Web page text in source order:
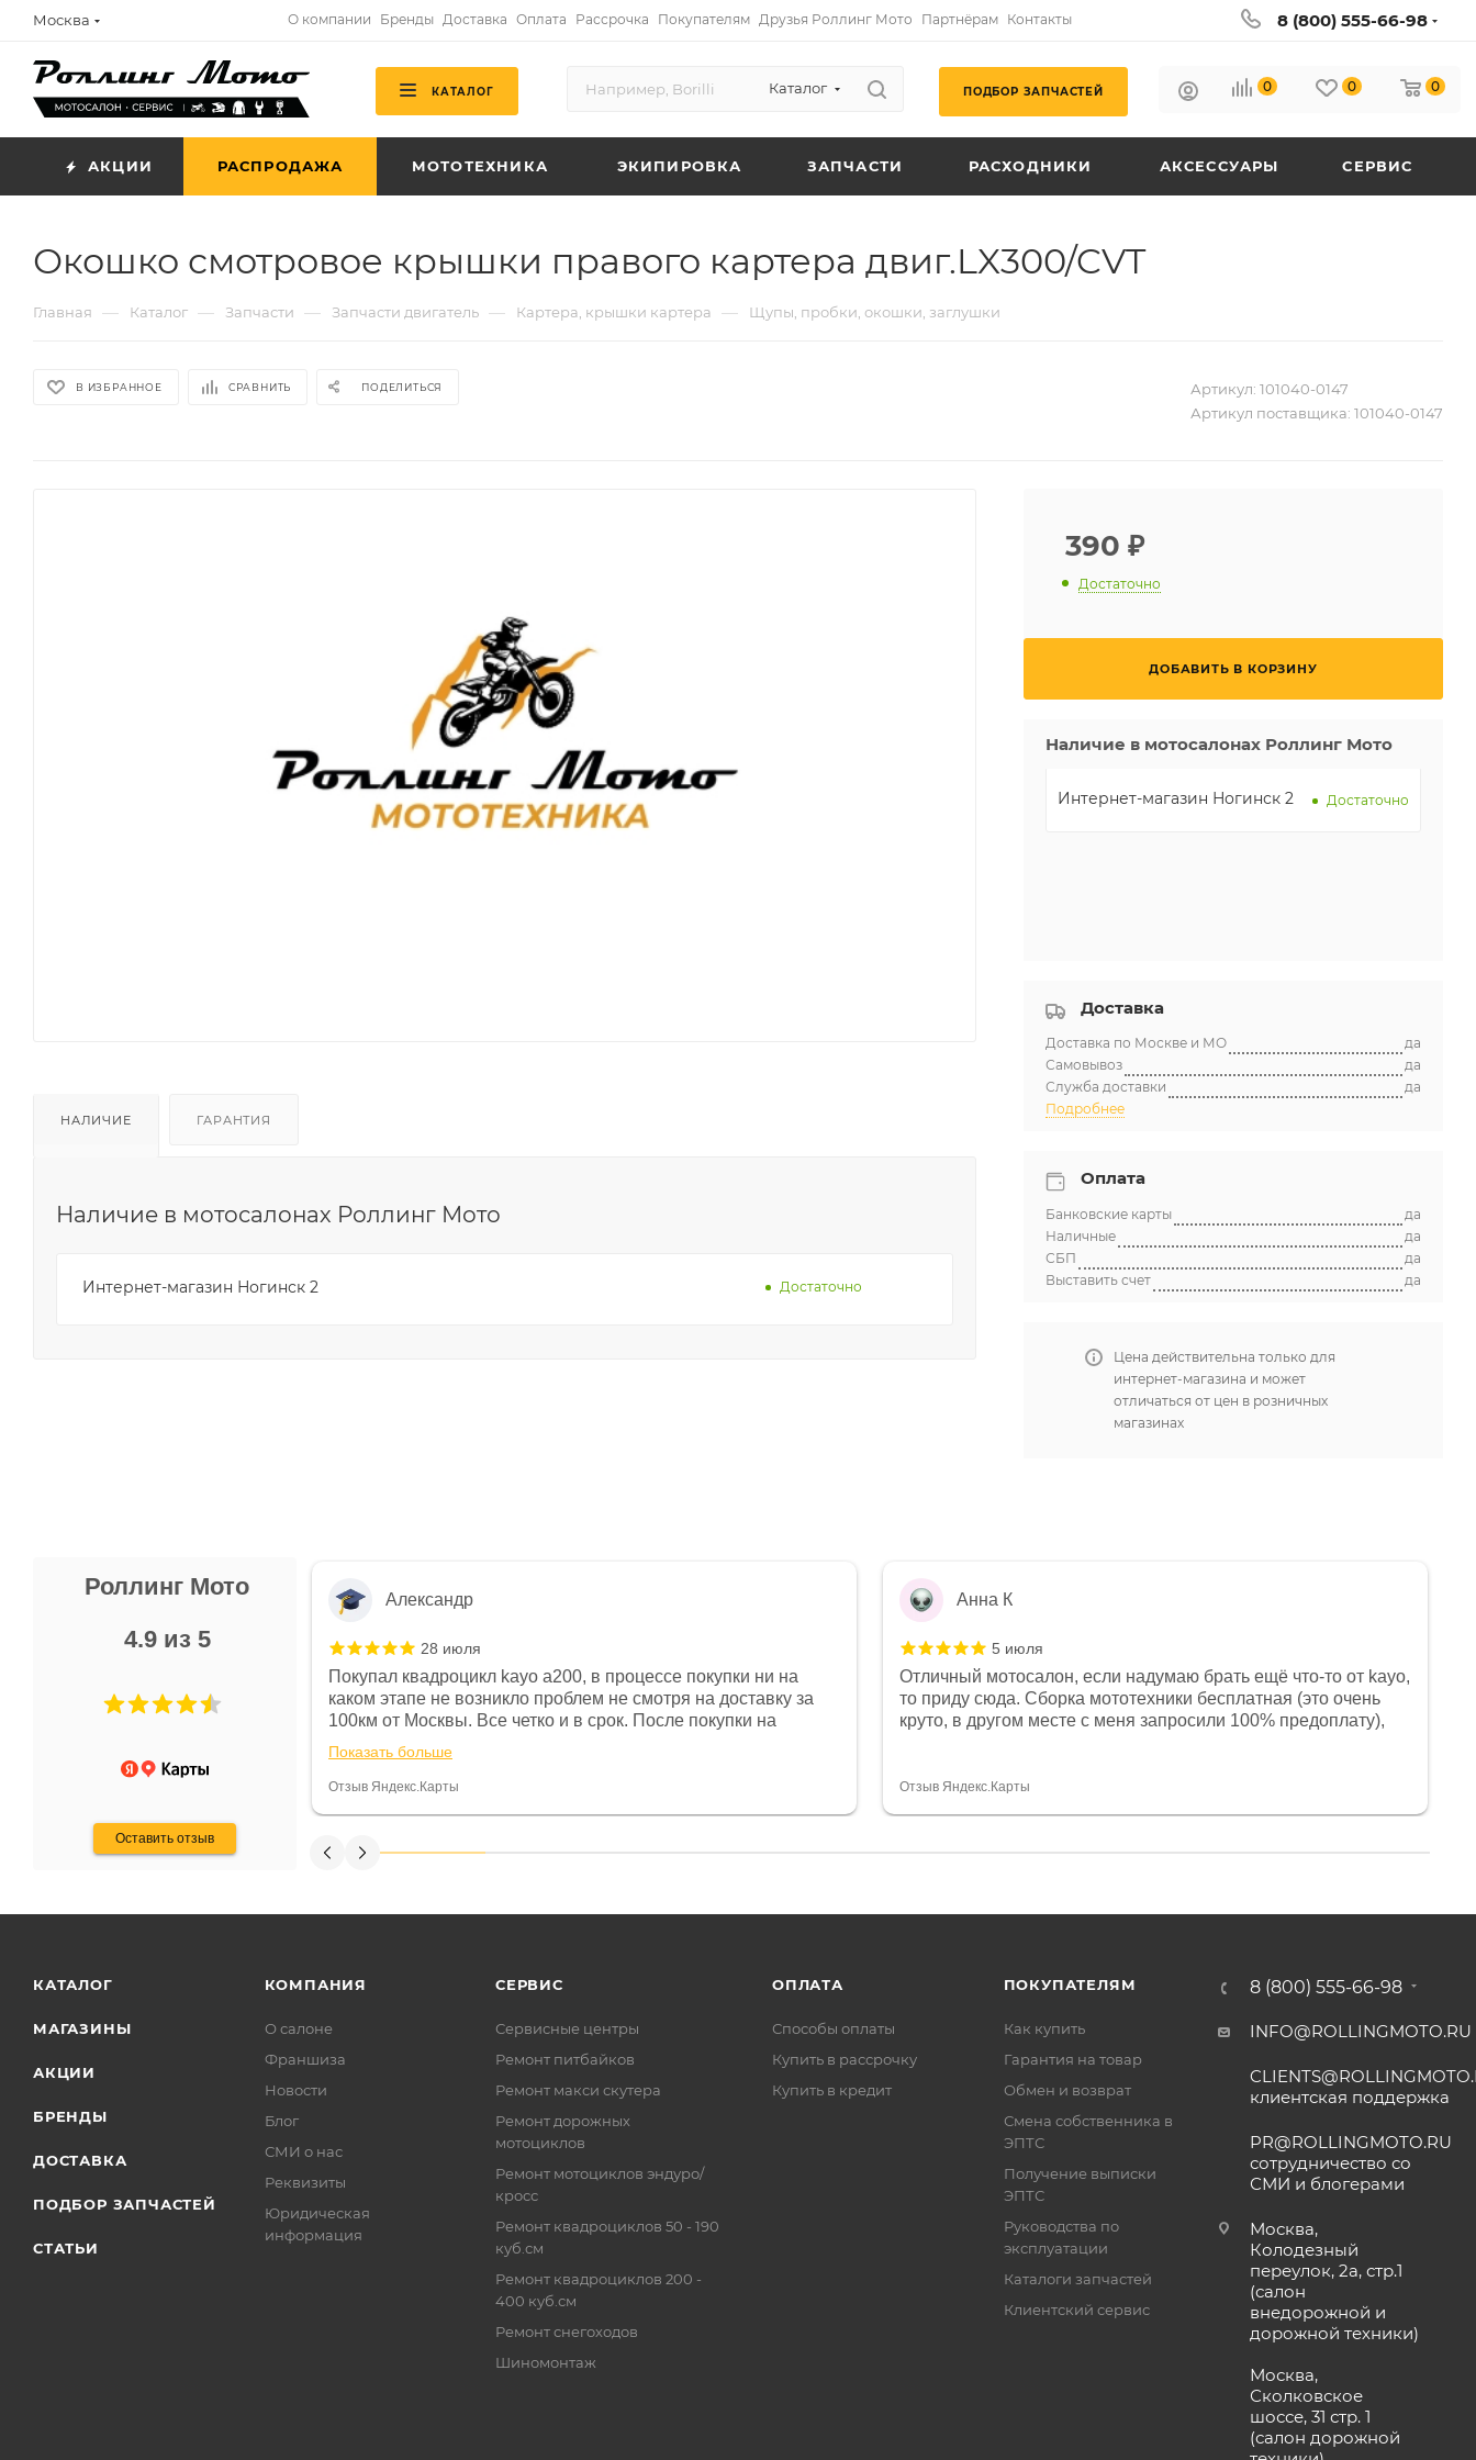
Москва О компании Бренды Доставка Оплата Рассрочка Покупателям Друзья Роллинг Мото Партнёрам Контакты 8 (800) 555-66-98
КАТАЛОГ Каталог ПОДБОР ЗАПЧАСТЕЙ 0 0 0
АКЦИИ РАСПРОДАЖА МОТОТЕХНИКА ЭКИПИРОВКА ЗАПЧАСТИ РАСХОДНИКИ АКСЕССУАРЫ СЕРВИС
Окошко смотровое крышки правого картера двиг.LX300/CVT
Главная — Каталог — Запчасти — Запчасти двигатель — Картера, крышки картера — Щупы, пробки, окошки, заглушки
В ИЗБРАННОЕ СРАВНИТЬ ПОДЕЛИТЬСЯ Артикул: 101040-0147
Артикул поставщика: 101040-0147
НАЛИЧИЕ ГАРАНТИЯ
Наличие в мотосалонах Роллинг Мото
Интернет-магазин Ногинск 2 Достаточно
390 ₽
Достаточно
ДОБАВИТЬ В КОРЗИНУ
Наличие в мотосалонах Роллинг Мото
Интернет-магазин Ногинск 2 Достаточно
Доставка
Доставка по Москве и МО
да
Самовывоз
да
Служба доставки
да
Подробнее
Оплата
Банковские карты
да
Наличные
да
СБП
да
Выставить счет
да
Цена действительна только для
интернет-магазина и может
отличаться от цен в розничных
магазинах
Роллинг Мото
4.9 из 5
Оставить отзыв
Не понравились условия
и дают только на год)
Александр
28 июля
Покупал квадроцикл kayo a200, в процессе покупки ни на
каком этапе не возникло проблем не смотря на доставку за
100км от Москвы. Все четко и в срок. После покупки на
спидометре всегда был 0, при этом представители магазина
постоянно были на связи и в итоге проблема была решена.
Считаю, что это говорит о небезразличии к клиенту после
Показать больше
Отзыв Яндекс.Карты
Анна К
5 июля
Отличный мотосалон, если надумаю брать ещё что-то от kayo,
то приду сюда. Сборка мототехники бесплатная (это очень
круто, в другом месте с меня запросили 100% предоплату),
спасибо отдельное, всегда на связи, очень детально всё
Отзыв Яндекс.Карты
КАТАЛОГ
МАГАЗИНЫ
АКЦИИ
БРЕНДЫ
ДОСТАВКА
ПОДБОР ЗАПЧАСТЕЙ
СТАТЬИ
КОМПАНИЯ
О салоне
Франшиза
Новости
Блог
СМИ о нас
Реквизиты
Юридическая
информация
СЕРВИС
Сервисные центры
Ремонт питбайков
Ремонт макси скутера
Ремонт дорожных
мотоциклов
Ремонт мотоциклов эндуро/
кросс
Ремонт квадроциклов 50 - 190
куб.см
Ремонт квадроциклов 200 -
400 куб.см
Ремонт снегоходов
Шиномонтаж
ОПЛАТА
Способы оплаты
Купить в рассрочку
Купить в кредит
ПОКУПАТЕЛЯМ
Как купить
Гарантия на товар
Обмен и возврат
Смена собственника в
ЭПТС
Получение выписки
ЭПТС
Руководства по
эксплуатации
Каталоги запчастей
Клиентский сервис
8 (800) 555-66-98
INFO@ROLLINGMOTO.RU
клиентская поддержка
PR@ROLLINGMOTO.RU
сотрудничество со
СМИ и блогерами
Москва,
Колодезный
переулок, 2а, стр.1
(салон
внедорожной и
дорожной техники)
Москва,
Сколковское
шоссе, 31 стр. 1
(салон дорожной